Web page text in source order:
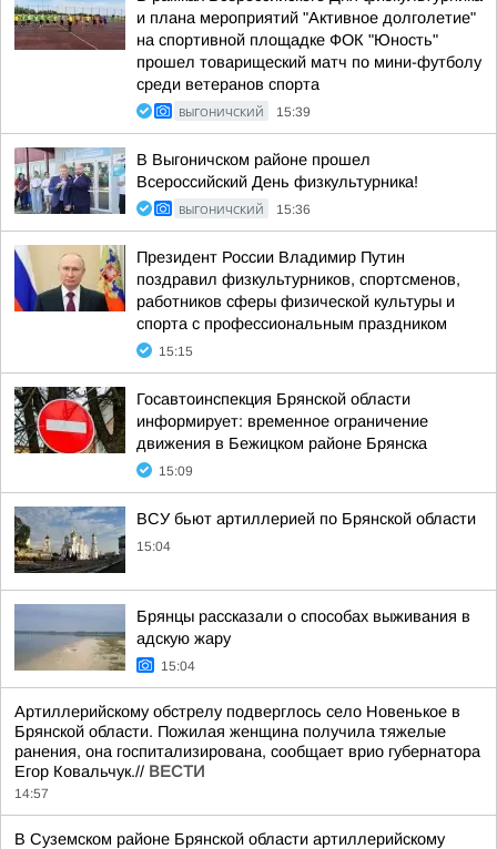
и плана мероприятий "Активное долголетие"
на спортивной площадке ФОК "Юность"
прошел товарищеский матч по мини-футболу
среди ветеранов спорта
ВЫГОНИЧСКИЙ 15:39
В Выгоничском районе прошел
Всероссийский День физкультурника!
ВЫГОНИЧСКИЙ 15:36
Президент России Владимир Путин
поздравил физкультурников, спортсменов,
работников сферы физической культуры и
спорта с профессиональным праздником
15:15
Госавтоинспекция Брянской области
информирует: временное ограничение
движения в Бежицком районе Брянска
15:09
ВСУ бьют артиллерией по Брянской области
15:04
Брянцы рассказали о способах выживания в
адскую жару
15:04
Артиллерийскому обстрелу подверглось село Новенькое в
Брянской области. Пожилая женщина получила тяжелые
ранения, она госпитализирована, сообщает врио губернатора
Егор Ковальчук.// ВЕСТИ
14:57
В Суземском районе Брянской области артиллерийскому